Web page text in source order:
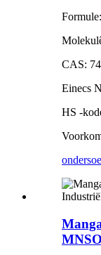
CAS:
Einecs
HS -